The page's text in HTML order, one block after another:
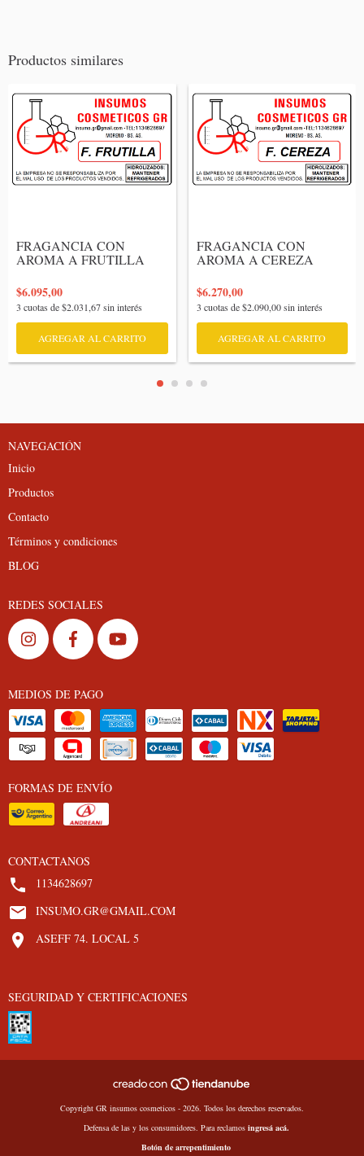
Productos similares
FRAGANCIA CON
AROMA A FRUTILLA
$6.095,00
3 cuotas de$2.031,67sin interés
AGREGAR AL CARRITO
FRAGANCIA CON
AROMA A CEREZA
$6.270,00
3 cuotas de$2.090,00sin interés
AGREGAR AL CARRITO
NAVEGACIÓN
Inicio
Productos
Contacto
Términos y condiciones
BLOG
REDES SOCIALES
MEDIOS DE PAGO
FORMAS DE ENVÍO
CONTACTANOS
1134628697
INSUMO.GR@GMAIL.COM
ASEFF 74. LOCAL 5
SEGURIDAD Y CERTIFICACIONES
Copyright GR insumos cosmeticos - 2026. Todos los derechos reservados.
Defensa de las y los consumidores. Para reclamos ingresá acá.
Botón de arrepentimiento